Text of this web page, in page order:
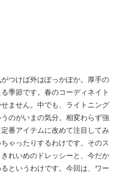
つけば外はぽっかぽか。厚手の
季節です。春のコーディネイト
ません。中でも、ライトニング
のがいまの気分。相変わらず強
番アイテムに改めて注目してみ
ゃったりするわけです。そのス
れいめのドレッシーと、今だか
というわけです。今回は、ワー